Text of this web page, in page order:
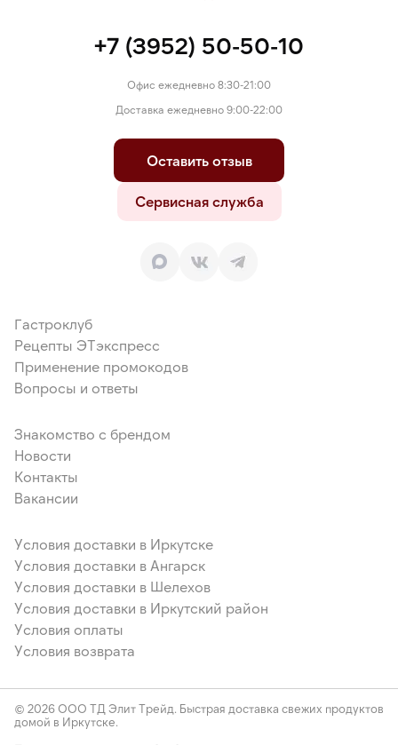
+7 (3952) 50-50-10
Офис ежедневно 8:30-21:00
Доставка ежедневно 9:00-22:00
Оставить отзыв
Сервисная служба
Гастроклуб
Рецепты ЭТэкспресс
Применение промокодов
Вопросы и ответы
Знакомство с брендом
Новости
Контакты
Вакансии
Условия доставки в Иркутске
Условия доставки в Ангарск
Условия доставки в Шелехов
Условия доставки в Иркутский район
Условия оплаты
Условия возврата
© 2026 ООО ТД Элит Трейд. Быстрая доставка свежих продуктов
домой в Иркутске.